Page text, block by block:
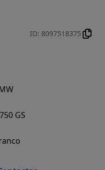
ID: 8097518375
GS